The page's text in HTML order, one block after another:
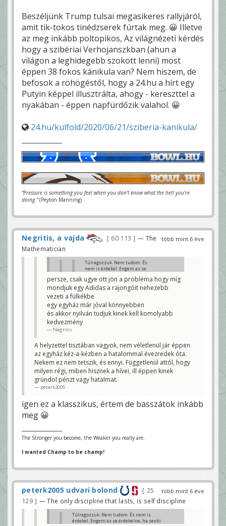
Beszéljünk Trump tulsai megasikeres rallyjáról,
amit tik-tokos tinédzserek fúrtak meg. 😀 Illetve
az meg inkább poltopikos, Az világnézeti kérdés
hogy a szibériai Verhojanszkban (ahun a
világon a leghidegebb szokott lenni) most
éppen 38 fokos kánikula van? Nem hiszem, de
befosok a röhögéstől, hogy a 24.hu a hírt egy
Putyin képpel illusztrálta, ahogy - kereszttel a
nyakában - éppen napfürdőzik valahol. 😀
24.hu/kulfold/2020/06/21/sziberia-kanikula/
“Pressure is something you feel when you don't know what the hell you're
doing.”(Peyton Manning)
több mint 6 éve
Negritis, a vajda 60 113
— The
Mathematician
Túlragozzuk. Nem tudom. És
nem is érdekel. Engem az se
volna semmit a sztoriról.
Nekem már az bőven elég volt -
nem most, hanem már jó ideje
-, hogy az egyház vezetője
személyesen is tulajdonos - ez
pedig a cégjegyzékben ott van,
bizonyítható - abban a TV-ben,
peterk2005
Értem. Ha igazolja a prekoncepciódat,
akkor nem kell bizonyítás. Elhiszed
bemondásra. És meglepődsz, ha más
elhiszi a migránst, Sorost, alkalmatlant,
Dehogy érted, nem is akarod megérteni. Engem egy
lepkefingnyit nem érdekel, hogy többségi
felfogod, hogy mennyire visszás -, hogy egy egyház
és annak a vezetője személyesen ugyanabban a
bogozni.
vállalkozók esetében. A hangsúly a vállalkozáson,
vonatkozik, nem az egyházi törvény.)
peterk2005
persze, csak ugye ott jön a probléma hogy míg
mondjuk egy Adidas a rajongóit nehezebb
vezeti a fülkékbe
egy egyház már jóval könnyebben
és akkor nyilván tudjuk kinek kell komolyabb
kedvezmény
Negritis
A helyzettel tisztában vagyok, nem véletlenül jár éppen
az egyház kéz-a-kézben a hatalommal évezredek óta.
Nekem ez nem tetszik, és ennyi. Függetlenül attól, hogy
milyen régi, miben hisznek a hívei, ill éppen kinek
gründol pénzt vagy hatalmat.
peterk2005
igen ez a klasszikus, értem de basszátok inkább
meg 😀
The Stronger you become, the Weaker you really are.
I wanted Champ to be champ!
több mint 6 éve
peterk2005 udvari bolond
25
129
— The only discipline that lasts, is self discipline
Túlragozzuk. Nem tudom. És nem is
érdekel. Engem az se érdekelne, ha senki